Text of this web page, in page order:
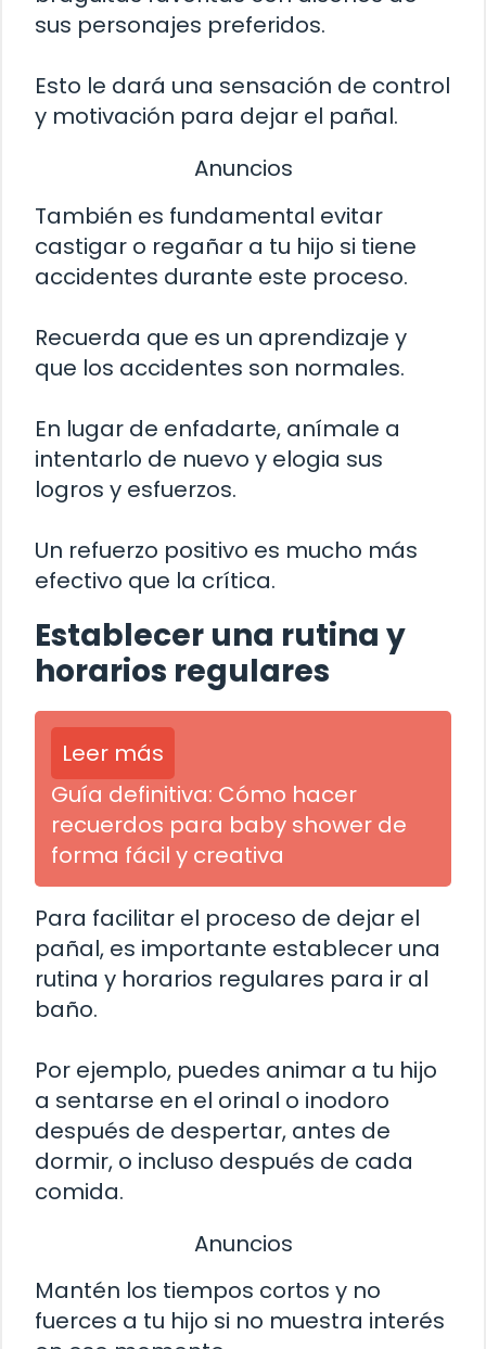
sus personajes preferidos.
Esto le dará una sensación de control
y motivación para dejar el pañal.
Anuncios
También es fundamental evitar
castigar o regañar a tu hijo si tiene
accidentes durante este proceso.
Recuerda que es un aprendizaje y
que los accidentes son normales.
En lugar de enfadarte, anímale a
intentarlo de nuevo y elogia sus
logros y esfuerzos.
Un refuerzo positivo es mucho más
efectivo que la crítica.
Establecer una rutina y
horarios regulares
Leer más
Guía definitiva: Cómo hacer
recuerdos para baby shower de
forma fácil y creativa
Para facilitar el proceso de dejar el
pañal, es importante establecer una
rutina y horarios regulares para ir al
baño.
Por ejemplo, puedes animar a tu hijo
a sentarse en el orinal o inodoro
después de despertar, antes de
dormir, o incluso después de cada
comida.
Anuncios
Mantén los tiempos cortos y no
fuerces a tu hijo si no muestra interés